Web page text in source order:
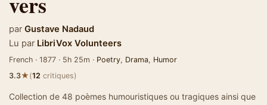
par Gustave Nadaud
Lu par LibriVox Volunteers
French · 1877 · 5h 25m · Poetry, Drama, Humor
3.3★(12 critiques)
Collection de 48 poèmes humouristiques ou tragiques ainsi que